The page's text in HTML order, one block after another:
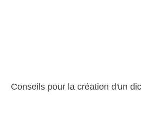
Conseils pour la création d'un